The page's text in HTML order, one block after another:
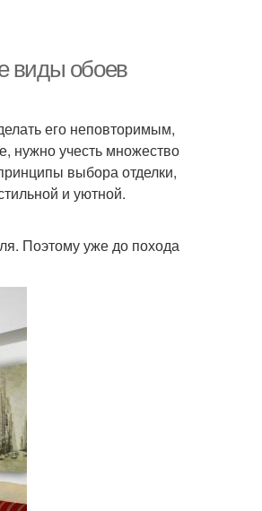
виды обоев
его неповторимым,
нужно учесть множество
выбора отделки,
и уютной.
Поэтому уже до похода